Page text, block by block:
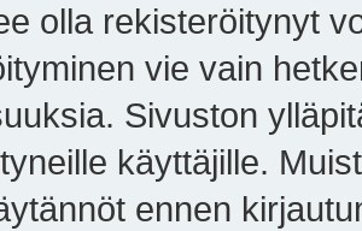
olla rekisteröitynyt
vie vain
Sivuston
käyttäjille.
ennen